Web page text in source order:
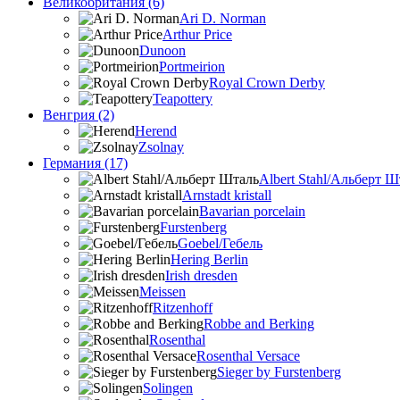
Ari D. Norman
Arthur Price
Dunoon
Portmeirion
Royal Crown Derby
Teapottery
Венгрия (2)
Herend
Zsolnay
Германия (17)
Albert Stahl/Альбеpт
Arnstadt kristall
Bavarian porcelain
Furstenberg
Goebel/Гебель
Hering Berlin
Irish dresden
Meissen
Ritzenhoff
Robbe and Berking
Rosenthal
Rosenthal Versace
Sieger by Furstenberg
Solingen